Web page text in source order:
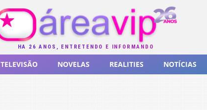
HÁ 26 ANOS, ENTRETENDO E INFORMANDO
TELEVISÃO NOVELAS REALITIES NOTÍCIAS